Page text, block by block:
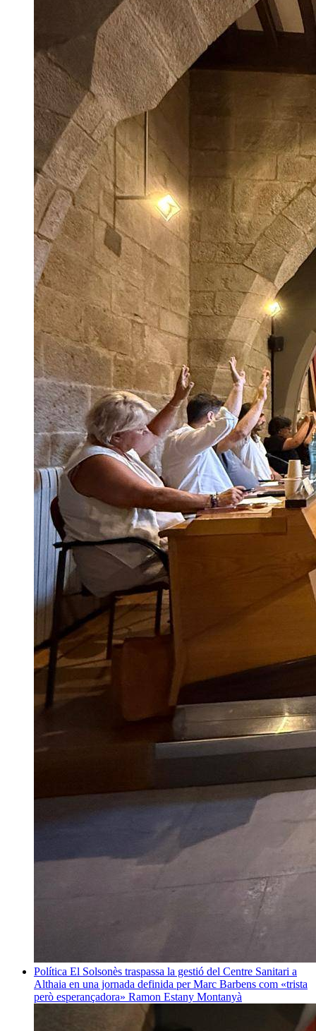
Política El Solsonès traspassa la gestió del Centre Sanitari a
Althaia en una jornada definida per Marc Barbens com «trista
però esperançadora» Ramon Estany Montanyà